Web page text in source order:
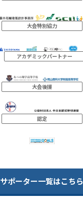
大会特別協力
アカデミックパートナー
大会後援
認定
サポーター一覧はこちら